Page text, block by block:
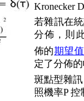
Kronecker
若雜訊在
分佈，則
佈的期望值
定了分佈
斑點型雜
照機率P